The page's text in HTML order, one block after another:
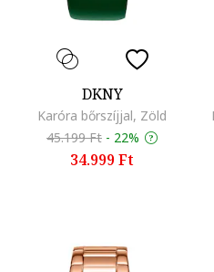
DKNY
Karóra bőrszíjjal, Zöld
45.199 Ft - 22%
34.999 Ft